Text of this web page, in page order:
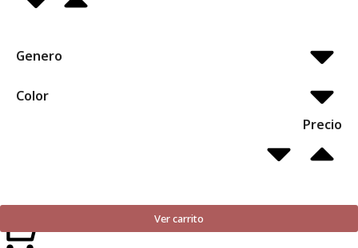
Genero
Color
Precio
Ver carrito